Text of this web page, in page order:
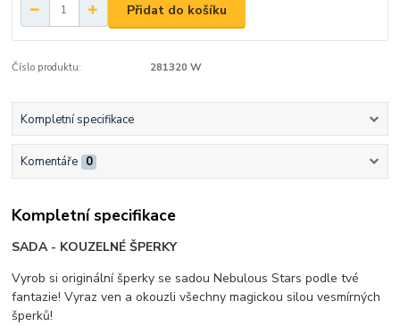
Přidat do košíku
Číslo produktu: 281320 W
Kompletní specifikace
Komentáře 0
Kompletní specifikace
SADA - KOUZELNÉ ŠPERKY
Vyrob si originální šperky se sadou Nebulous Stars podle tvé
fantazie! Vyraz ven a okouzli všechny magickou silou vesmírných
šperků!